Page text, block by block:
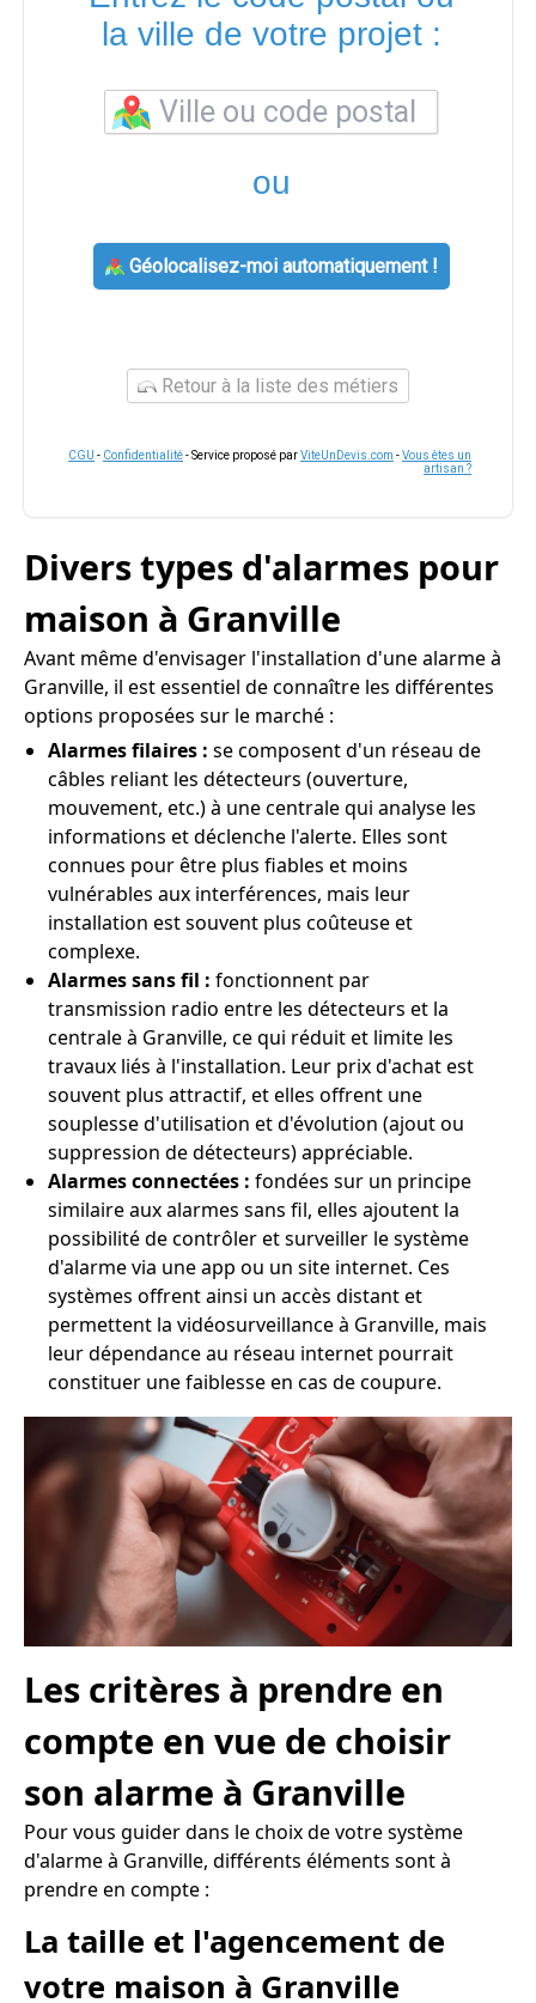
la ville de votre projet :
ou
Géolocalisez-moi automatiquement !
Retour à la liste des métiers
CGU - Confidentialité- Service proposé parViteUnDevis.com -Vous êtes un
artisan ?
Divers types d'alarmes pour
maison à Granville
Avant même d'envisager l'installation d'une alarme à
Granville, il est essentiel de connaître les différentes
options proposées sur le marché :
Alarmes filaires : se composent d'un réseau de
câbles reliant les détecteurs (ouverture,
mouvement, etc.) à une centrale qui analyse les
informations et déclenche l'alerte. Elles sont
connues pour être plus fiables et moins
vulnérables aux interférences, mais leur
installation est souvent plus coûteuse et
complexe.
Alarmes sans fil : fonctionnent par
transmission radio entre les détecteurs et la
centrale à Granville, ce qui réduit et limite les
travaux liés à l'installation. Leur prix d'achat est
souvent plus attractif, et elles offrent une
souplesse d'utilisation et d'évolution (ajout ou
suppression de détecteurs) appréciable.
Alarmes connectées : fondées sur un principe
similaire aux alarmes sans fil, elles ajoutent la
possibilité de contrôler et surveiller le système
d'alarme via une app ou un site internet. Ces
systèmes offrent ainsi un accès distant et
permettent la vidéosurveillance à Granville, mais
leur dépendance au réseau internet pourrait
constituer une faiblesse en cas de coupure.
Les critères à prendre en
compte en vue de choisir
son alarme à Granville
Pour vous guider dans le choix de votre système
d'alarme à Granville, différents éléments sont à
prendre en compte :
La taille et l'agencement de
votre maison à Granville